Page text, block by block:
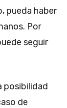
pueda haber
Por
seguir
posibilidad
de